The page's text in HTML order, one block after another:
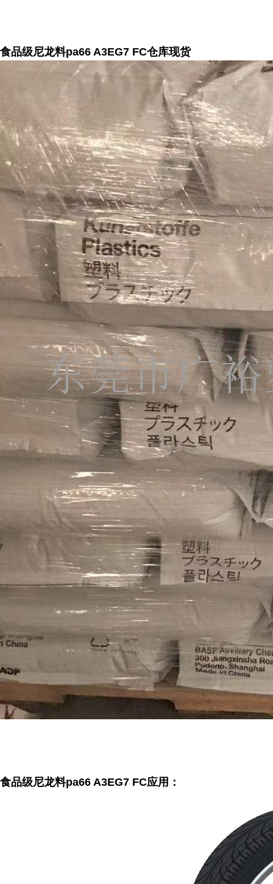
食品级尼龙料pa66 A3EG7 FC仓库现货
食品级尼龙料pa66 A3EG7 FC应用：